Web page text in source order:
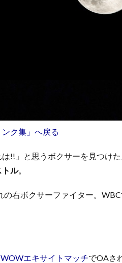
ンク集」へ戻る
!!」と思うボクサーを見つけた
トル。
右ボクサーファイター。
エキサイトマッチでOAさ